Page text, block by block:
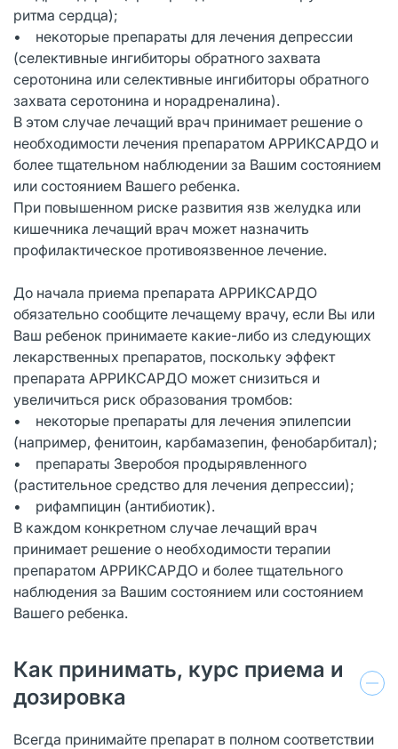
ритма сердца);
• некоторые препараты для лечения депрессии
(селективные ингибиторы обратного захвата
серотонина или селективные ингибиторы обратного
захвата серотонина и норадреналина).
В этом случае лечащий врач принимает решение о
необходимости лечения препаратом АРРИКСАРДО и
более тщательном наблюдении за Вашим состоянием
или состоянием Вашего ребенка.
При повышенном риске развития язв желудка или
кишечника лечащий врач может назначить
профилактическое противоязвенное лечение.
До начала приема препарата АРРИКСАРДО
обязательно сообщите лечащему врачу, если Вы или
Ваш ребенок принимаете какие-либо из следующих
лекарственных препаратов, поскольку эффект
препарата АРРИКСАРДО может снизиться и
увеличиться риск образования тромбов:
• некоторые препараты для лечения эпилепсии
(например, фенитоин, карбамазепин, фенобарбитал);
• препараты Зверобоя продырявленного
(растительное средство для лечения депрессии);
• рифампицин (антибиотик).
В каждом конкретном случае лечащий врач
принимает решение о необходимости терапии
препаратом АРРИКСАРДО и более тщательного
наблюдения за Вашим состоянием или состоянием
Вашего ребенка.
Как принимать, курс приема и
дозировка
Всегда принимайте препарат в полном соответствии